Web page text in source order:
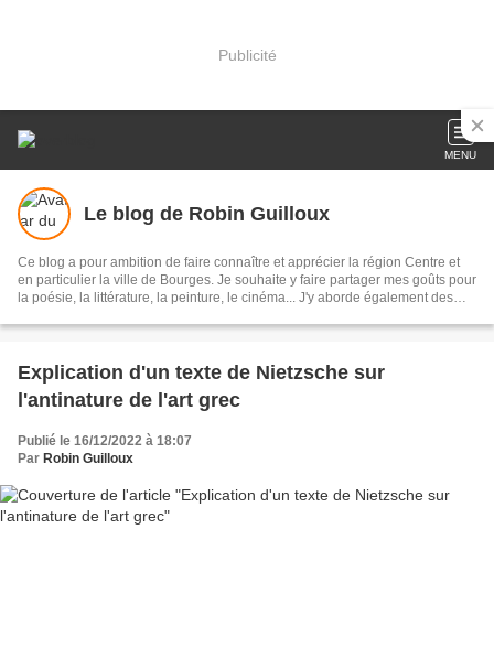
Publicité
MENU
Le blog de Robin Guilloux
Ce blog a pour ambition de faire connaître et apprécier la région Centre et
en particulier la ville de Bourges. Je souhaite y faire partager mes goûts pour
la poésie, la littérature, la peinture, le cinéma... J'y aborde également des
système scolaire (je suis enseignant), mais aussi la politique au sens large
Explication d'un texte de Nietzsche sur
l'antinature de l'art grec
Publié le 16/12/2022 à 18:07
Par Robin Guilloux